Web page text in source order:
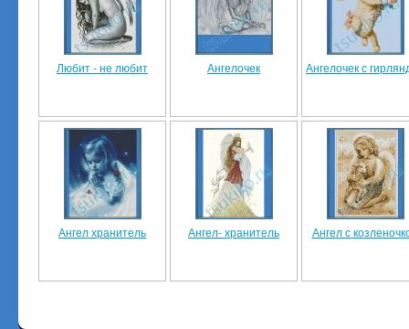
Любит - не любит Ангелочек Ангелочек с
Ангел хранитель Ангел- хранитель Ангел с